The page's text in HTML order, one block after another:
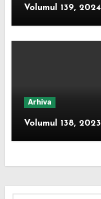
Volumul 139, 2024
Arhiva
Volumul 138, 2023